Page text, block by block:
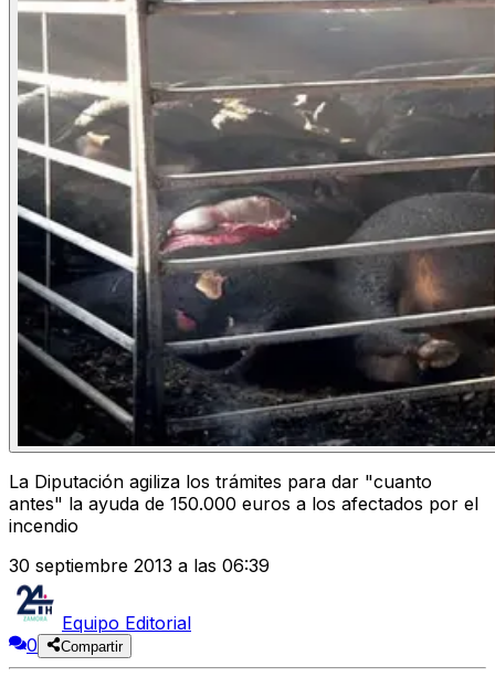
La Diputación agiliza los trámites para dar "cuanto
antes" la ayuda de 150.000 euros a los afectados por el
incendio
30 septiembre 2013 a las 06:39
Equipo Editorial
0
Compartir